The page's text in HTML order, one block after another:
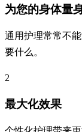
为您的身体量
通用护理常常不
要什么。
2
最大化效果